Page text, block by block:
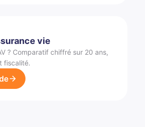
vie
? Comparatif chiffré sur 20 ans,
fiscalité.